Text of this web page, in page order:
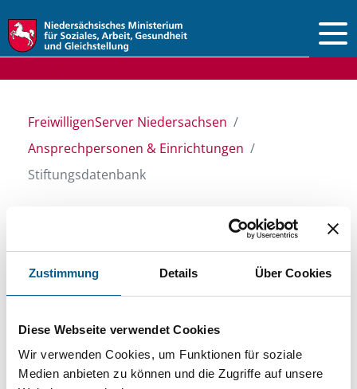
Zustimmung Details Über Cookies
Diese Webseite verwendet Cookies
Wir verwenden Cookies, um Funktionen für soziale
Medien anbieten zu können und die Zugriffe auf unsere
FreiwilligenServer Niedersachsen
Ansprechpersonen & Einrichtungen
Stiftungsdatenbank
Stiftungsdatenbank
Recherchieren Sie in unserer
Stiftungsdatenbank nach Themen, Kategorien,
Suchbegriffen und Orten. Bei der Suche bitte
die Groß- und Kleinschreibung beachten.